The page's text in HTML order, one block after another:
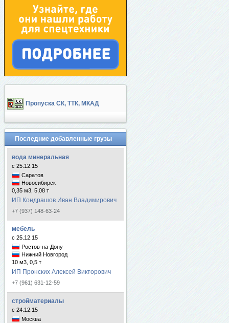
Пропуска СК, ТТК, МКАД
Последние добавленные грузы
вода минеральная
с 25.12.15
Саратов
Новосибирск
0,35 м3, 5,08 т
ИП Кондрашов Иван Владимирович
+7 (937) 148-63-24
мебель
с 25.12.15
Ростов-на-Дону
Нижний Новгород
10 м3, 0,5 т
ИП Пронских Алексей Викторович
+7 (961) 631-12-59
стройматериалы
с 24.12.15
Москва